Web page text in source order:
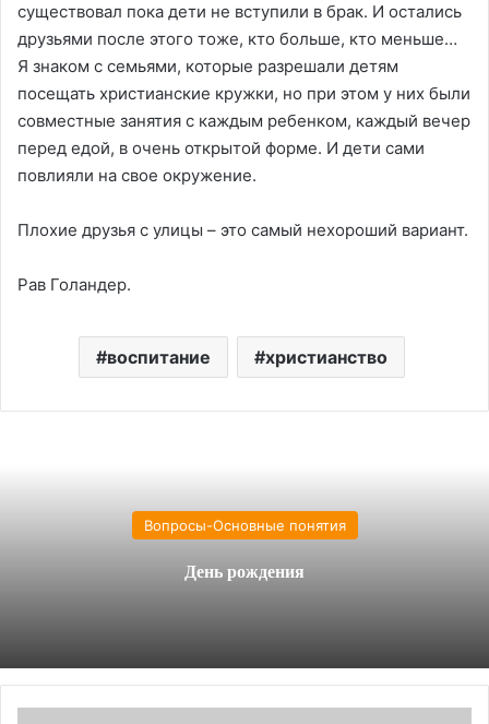
существовал пока дети не вступили в брак. И остались
друзьями после этого тоже, кто больше, кто меньше…
Я знаком с семьями, которые разрешали детям
посещать христианские кружки, но при этом у них были
совместные занятия с каждым ребенком, каждый вечер
перед едой, в очень открытой форме. И дети сами
повлияли на свое окружение.
Плохие друзья с улицы – это самый нехороший вариант.
Рав Голандер.
воспитание христианство
Вопросы-Основные понятия
День рождения